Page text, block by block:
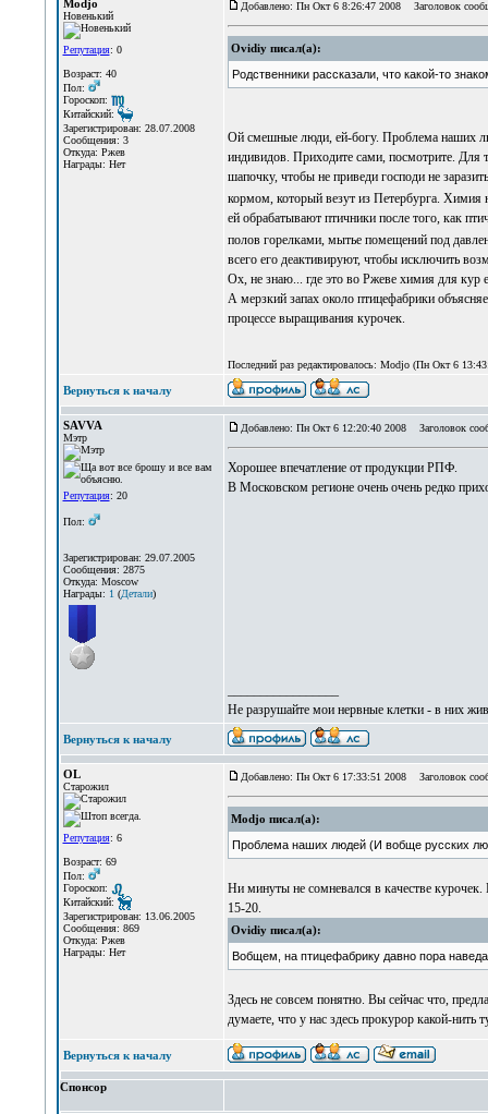
Modjo
Новенький
Репутация: 0
Возраст: 40
Пол:
Гороскоп:
Китайский:
Зарегистрирован: 28.07.2008
Сообщения: 3
Откуда: Ржев
Награды: Нет
Добавлено: Пн Окт 6 8:26:47 2008 Заголовок
Ovidiy писал(а):
Родственники рассказали, что какой-то
Ой смешные люди, ей-богу. Проблема наших
индивидов. Приходите сами, посмотрите. Для
шапочку, чтобы не приведи господи не
кормом, который везут из Петербурга.
ей обрабатывают птичники после того, как
полов горелками, мытье помещений под
всего его деактивируют, чтобы исключить
Ох, не знаю... где это во Ржеве химия для кур
А мерзкий запах около птицефабрики
процессе выращивания курочек.
Последний раз редактировалось: Modjo (Пн Окт 6
Вернуться к началу
SAVVA
Мэтр
Репутация: 20
Пол:
Зарегистрирован: 29.07.2005
Сообщения: 2875
Откуда: Moscow
Награды: 1 (Детали)
Добавлено: Пн Окт 6 12:20:40 2008 Заголовок
Хорошее впечатление от продукции РПФ.
В Московском регионе очень очень редко
Не разрушайте мои нервные клетки - в них
Вернуться к началу
OL
Старожил
Репутация: 6
Возраст: 69
Пол:
Гороскоп:
Китайский:
Зарегистрирован: 13.06.2005
Сообщения: 869
Откуда: Ржев
Награды: Нет
Добавлено: Пн Окт 6 17:33:51 2008 Заголовок
Modjo писал(а):
Проблема наших людей (И вобще русских
Ни минуты не сомневался в качестве
15-20.
Ovidiy писал(а):
Вобщем, на птицефабрику давно пора
Здесь не совсем понятно. Вы сейчас что,
думаете, что у нас здесь прокурор какой-нить
Вернуться к началу
Спонсор